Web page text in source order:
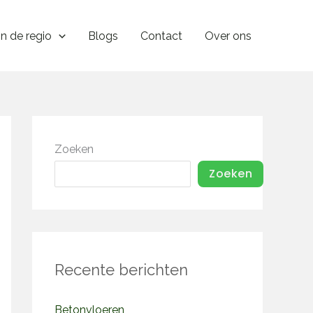
de regio Blogs Contact Over ons
Zoeken
Zoeken
Recente berichten
Betonvloeren